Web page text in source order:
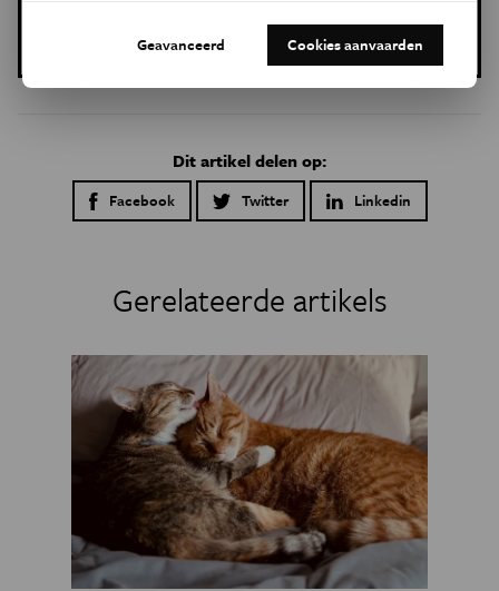
28 januari 2016
Dit artikel delen op:
Facebook Twitter Linkedin
Gerelateerde artikels
Geavanceerd Cookies aanvaarden